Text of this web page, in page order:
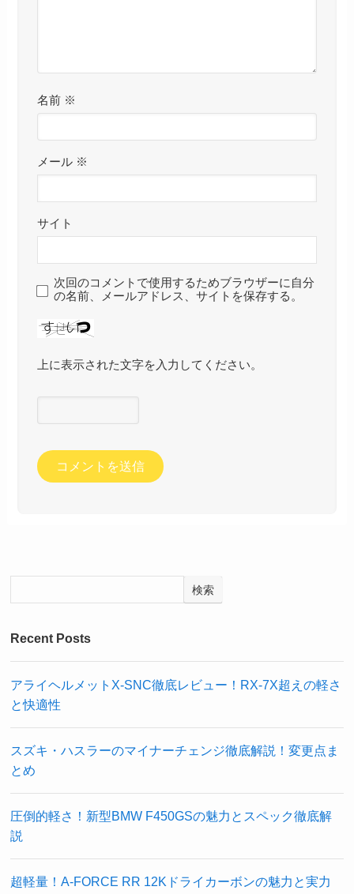
名前 ※
メール ※
サイト
次回のコメントで使用するためブラウザーに自分
の名前、メールアドレス、サイトを保存する。
上に表示された文字を入力してください。
検索
Recent Posts
アライヘルメットX-SNC徹底レビュー！RX-7X超えの軽さ
と快適性
スズキ・ハスラーのマイナーチェンジ徹底解説！変更点ま
とめ
圧倒的軽さ！新型BMW F450GSの魅力とスペック徹底解
説
超軽量！A-FORCE RR 12Kドライカーボンの魅力と実力